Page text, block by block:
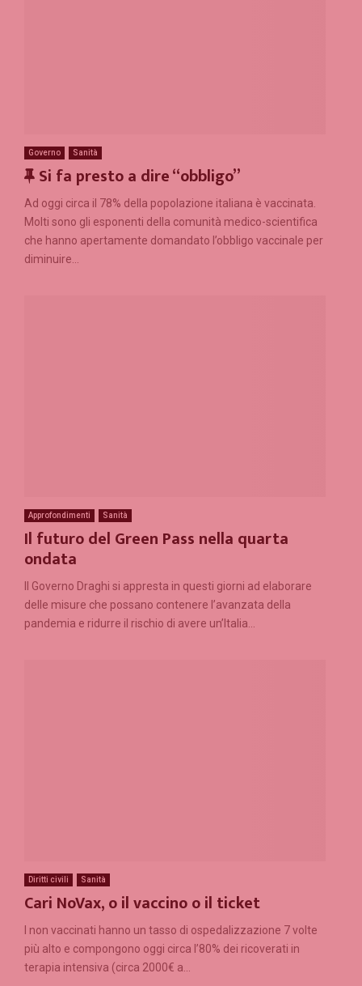
Governo Sanità
F
e
a
t
u
Si fa presto a dire “obbligo”
Ad oggi circa il 78% della popolazione italiana è vaccinata.
Molti sono gli esponenti della comunità medico-scientifica
che hanno apertamente domandato l’obbligo vaccinale per
diminuire...
Approfondimenti Sanità
Il futuro del Green Pass nella quarta
ondata
Il Governo Draghi si appresta in questi giorni ad elaborare
delle misure che possano contenere l’avanzata della
pandemia e ridurre il rischio di avere un’Italia...
Diritti civili Sanità
Cari NoVax, o il vaccino o il ticket
I non vaccinati hanno un tasso di ospedalizzazione 7 volte
più alto e compongono oggi circa l’80% dei ricoverati in
terapia intensiva (circa 2000€ a...